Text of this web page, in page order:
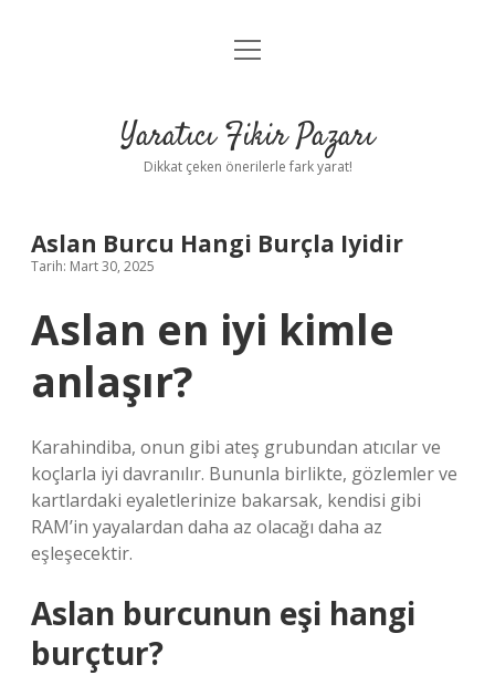
Anasayfa
Yasal Uyarı
menüyü
Yaratıcı Fikir Pazarı
Dikkat çeken önerilerle fark yarat!
Aslan Burcu Hangi Burçla Iyidir
Tarih: Mart 30, 2025
Aslan en iyi kimle
anlaşır?
Karahindiba, onun gibi ateş grubundan atıcılar ve
koçlarla iyi davranılır. Bununla birlikte, gözlemler ve
kartlardaki eyaletlerinize bakarsak, kendisi gibi
RAM’in yayalardan daha az olacağı daha az
eşleşecektir.
Aslan burcunun eşi hangi
burçtur?